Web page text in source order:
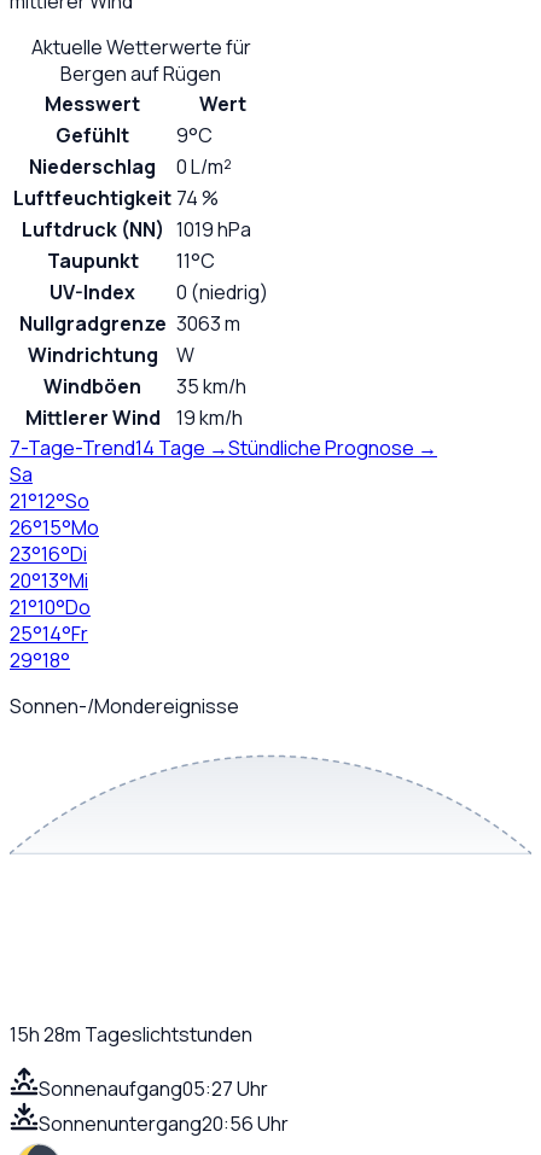
Aktuelle Wetterwerte für
Bergen auf Rügen
Messwert
Wert
Gefühlt
9°C
Niederschlag
0 L/m²
Luftfeuchtigkeit 74 %
Luftdruck (NN) 1019 hPa
Taupunkt
11°C
UV-Index
0 (niedrig)
Nullgradgrenze 3063 m
Windrichtung
W
Windböen
35 km/h
Mittlerer Wind
19 km/h
7-Tage-Trend14 Tage →Stündliche Prognose →
Sa
21°12°So
26°15°Mo
23°16°Di
20°13°Mi
21°10°Do
25°14°Fr
29°18°
Sonnen-/Mondereignisse
15h 28m Tageslichtstunden
Sonnenaufgang05:27 Uhr
Sonnenuntergang20:56 Uhr